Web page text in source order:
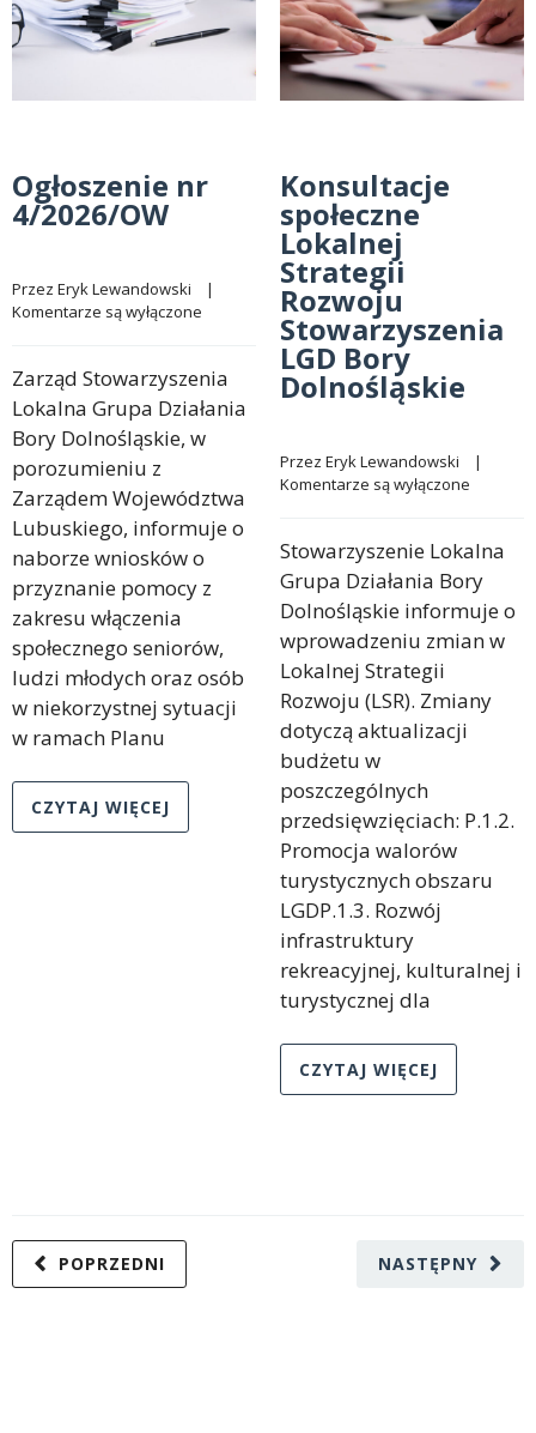
Ogłoszenie nr
4/2026/OW
Przez Eryk Lewandowski
Komentarze są wyłączone
Zarząd Stowarzyszenia
Lokalna Grupa Działania
Bory Dolnośląskie, w
porozumieniu z
Zarządem Województwa
Lubuskiego, informuje o
naborze wniosków o
przyznanie pomocy z
zakresu włączenia
społecznego seniorów,
ludzi młodych oraz osób
w niekorzystnej sytuacji
w ramach Planu
CZYTAJ WIĘCEJ
Konsultacje
społeczne
Lokalnej
Strategii
Rozwoju
Stowarzyszenia
LGD Bory
Dolnośląskie
Przez Eryk Lewandowski
Komentarze są wyłączone
Stowarzyszenie Lokalna
Grupa Działania Bory
Dolnośląskie informuje o
wprowadzeniu zmian w
Lokalnej Strategii
Rozwoju (LSR). Zmiany
dotyczą aktualizacji
budżetu w
poszczególnych
przedsięwzięciach: P.1.2.
Promocja walorów
turystycznych obszaru
LGDP.1.3. Rozwój
infrastruktury
rekreacyjnej, kulturalnej i
turystycznej dla
CZYTAJ WIĘCEJ
NASTĘPNY
POPRZEDNI